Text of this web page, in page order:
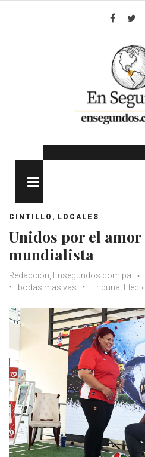
CINTILLO , LOCALES
Unidos por el amor
mundialista
Redacción, Ensegundos.com.pa
bodas masivas
Tribunal